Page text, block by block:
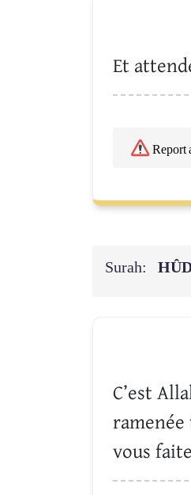
Et
Report
Surah:
C’est
vous